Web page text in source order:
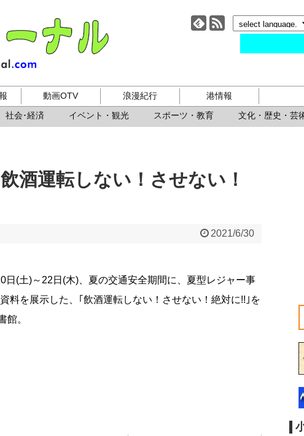
小樽ジャーナル
社会･経済 イベント・観光 スポーツ・教育 文化・歴史・芸
動画OTV 浪漫紀行 港情報
酒運転しない！させない！
2021/6/30
日(土)～22日(木)、夏の交通安全期間に、夏型レジャー事
料を展示した、｢飲酒運転しない！させない！絶対に!!｣を
館。